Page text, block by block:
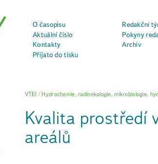
O časopisu Redakční
Aktuální číslo
Pokyny
Kontakty
Archiv
Přijato do tisku
VTEI / Hydrochemie, radioekologie, mikrobiologie,
Kvalita prostředí
areálů